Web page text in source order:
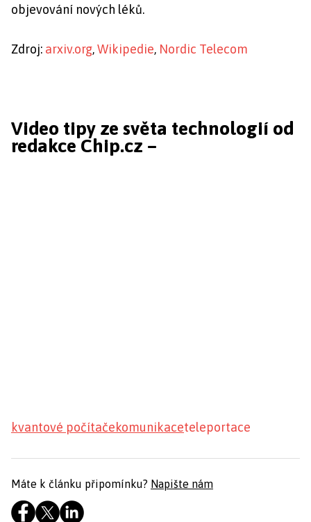
objevování nových léků.
Zdroj: arxiv.org,Wikipedie, Nordic Telecom
Video tipy ze světa technologií od
redakce Chip.cz –
kvantové počítačekomunikaceteleportace
Máte k článku připomínku? Napište nám